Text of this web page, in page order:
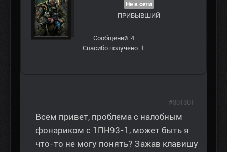
Не в сети
ПРИБЫВШИЙ
Сообщений: 4
Спасибо получено: 1
Всем привет, проблема с налобным
фонариком с 1ПН93-1, может быть я
что-то не могу понять? Зажав клавишу
#301301